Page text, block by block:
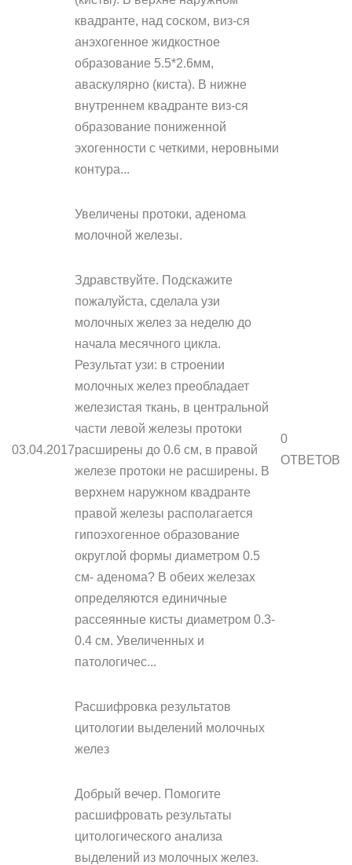
квадранте, над соском, виз-ся
анэхогенное жидкостное
образование 5.5*2.6мм,
аваскулярно (киста). В нижне
внутреннем квадранте виз-ся
образование пониженной
эхогенности с четкими, неровными
контура...
03.04.2017
Увеличены протоки, аденома
молочной железы.
Здравствуйте. Подскажите
пожалуйста, сделала узи
молочных желез за неделю до
начала месячного цикла.
Результат узи: в строении
молочных желез преобладает
железистая ткань, в центральной
части левой железы протоки
расширены до 0.6 см, в правой
железе протоки не расширены. В
верхнем наружном квадранте
правой железы располагается
гипоэхогенное образование
округлой формы диаметром 0.5
см- аденома? В обеих железах
определяются единичные
рассеянные кисты диаметром 0.3-
0.4 см. Увеличенных и
патологичес...
0
ОТВЕТОВ
Расшифровка результатов
цитологии выделений молочных
желез
Добрый вечер. Помогите
расшифровать результаты
цитологического анализа
выделений из молочных желез.